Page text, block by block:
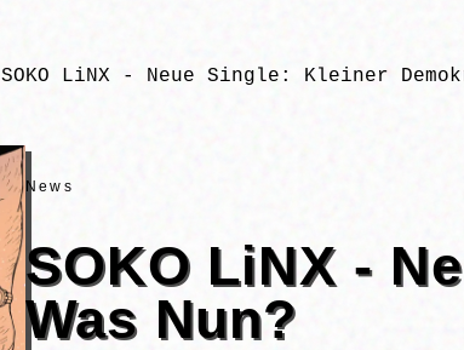
SOKO LiNX - Neue Single: Kleiner
News
SOKO LiNX -
Was Nun?